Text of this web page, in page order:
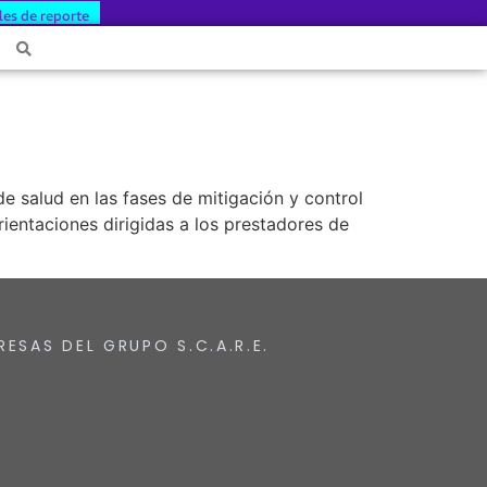
de reporte
salud en las fases de mitigación y control
dirigidas a los prestadores de
DEL GRUPO S.C.A.R.E.